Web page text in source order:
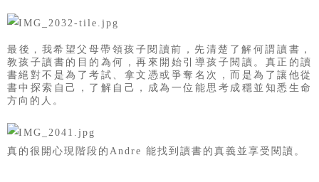
最後 ， 我希望父母帶領孩子閱讀前， 先清楚了解何謂讀書，
教孩子讀書的目的為何，再來開始引導孩子閱讀。 真正的讀
書絕對不是為了考試、拿文憑或爭奪名次，而是為了讓他從
書中探索自己，了解自己，成為一位能思考成穩並知悉生命
方向的人。
真的很開心現階段的Andre 能找到讀書的真義並享受閱讀。